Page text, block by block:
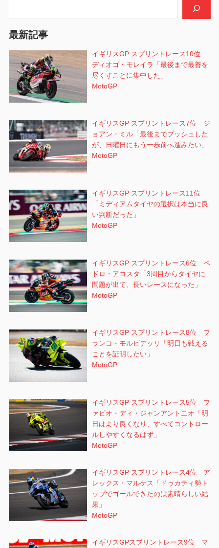
ン
最新記事
イギリスGP スプリントレース10位
ディオゴ・モレイラ「最後まで最善を
尽くすことに集中した」
MotoGP
イギリスGP スプリントレース7位 ジ
ョアン・ミル「最後までプッシュした
が、日曜日にもう一歩前へ進みたい」
MotoGP
イギリスGP スプリントレース11位
「ミディアムタイヤの選択は本当に良
い判断だった」
MotoGP
イギリスGP スプリントレース6位 ペ
ドロ・アコスタ「3周目からタイヤに
問題が出て、長いレースになった」
MotoGP
イギリスGP スプリントレース8位 フ
ランコ・モルビデッリ「明日も戦える
ことを証明したい」
MotoGP
イギリスGP スプリントレース5位 フ
ァビオ・ディ・ジャンアントニオ「明
日はより良くなり、すべてコントロー
ルしやすくなるはず」
MotoGP
イギリスGP スプリントレース4位 ア
レックス・マルケス「ドゥカティ勢ト
ップでゴールできたのは素晴らしい結
果」
MotoGP
イギリスGPスプリントレース9位 マ